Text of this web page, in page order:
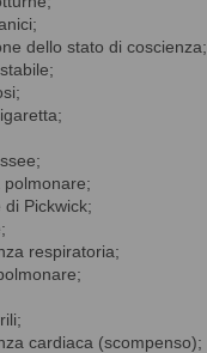
dello stato di coscienza;
polmonare;
Pickwick;
respiratoria;
cardiaca (scompenso);